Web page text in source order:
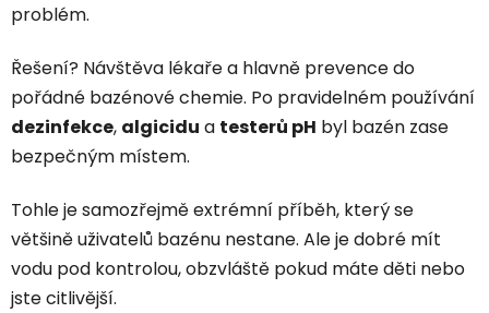
problém.
Řešení? Návštěva lékaře a hlavně prevence do
pořádné bazénové chemie. Po pravidelném používání
dezinfekce, algicidu a testerů pH byl bazén zase
bezpečným místem.
Tohle je samozřejmě extrémní příběh, který se
většině uživatelů bazénu nestane. Ale je dobré mít
vodu pod kontrolou, obzvláště pokud máte děti nebo
jste citlivější.